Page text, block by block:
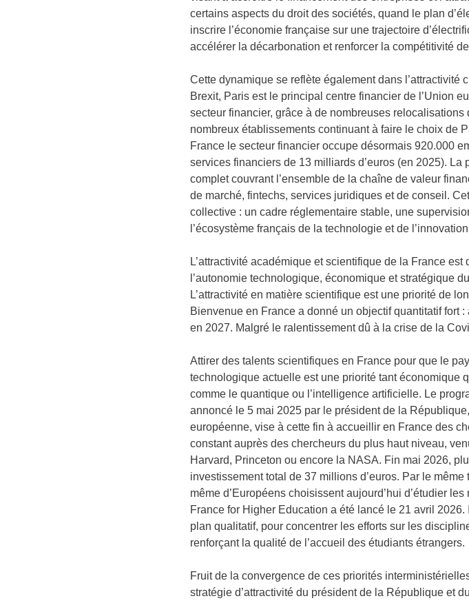
certains aspects du droit des sociétés, quand le plan
inscrire l’économie française sur une trajectoire
accélérer la décarbonation et renforcer la compétitivité
Cette dynamique se reflète également dans
Brexit, Paris est le principal centre financier de l’Union
secteur financier, grâce à de nombreuses
nombreux établissements continuant à faire le choix de
France le secteur financier occupe désormais 920.000
services financiers de 13 milliards d’euros (en 2025).
complet couvrant l’ensemble de la chaîne de valeur
de marché, fintechs, services juridiques et de conseil.
collective : un cadre réglementaire stable, une
l’écosystème français de la technologie et de
L’attractivité académique et scientifique de la France
l’autonomie technologique, économique et stratégique
L’attractivité en matière scientifique est une priorité de
Bienvenue en France a donné un objectif quantitatif fort
en 2027. Malgré le ralentissement dû à la crise de la
Attirer des talents scientifiques en France pour que le
technologique actuelle est une priorité tant économique
comme le quantique ou l’intelligence artificielle. Le
annoncé le 5 mai 2025 par le président de la
européenne, vise à cette fin à accueillir en France des
constant auprès des chercheurs du plus haut niveau,
Harvard, Princeton ou encore la NASA. Fin mai 2026,
investissement total de 37 millions d’euros. Par le
même d’Européens choisissent aujourd’hui d’étudier
France for Higher Education a été lancé le 21 avril
plan qualitatif, pour concentrer les efforts sur les
renforçant la qualité de l’accueil des étudiants étrangers.
Fruit de la convergence de ces priorités
stratégie d’attractivité du président de la République et